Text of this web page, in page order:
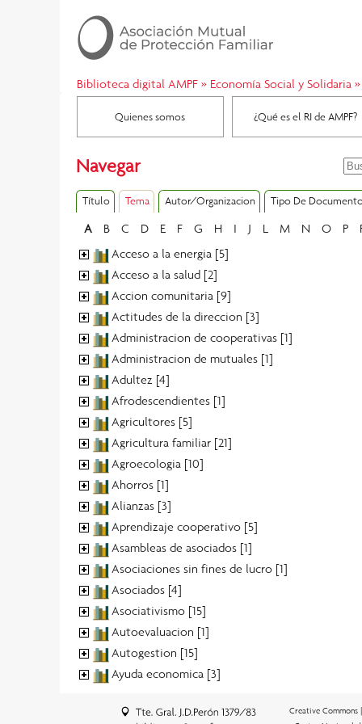
Biblioteca digital AMPF» Economía Social y Solidaria »
Quienes somos ¿Qué es el RI de AMPF?
Navegar
Título Tema Autor/Organizacion Tipo De
A B C D E F G H I J L M N O P
Acceso a la energia [5]
Acceso a la salud [2]
Accion comunitaria [9]
Actitudes de la direccion [3]
Administracion de cooperativas [1]
Administracion de mutuales [1]
Adultez [4]
Afrodescendientes [1]
Agricultores [5]
Agricultura familiar [21]
Agroecologia [10]
Ahorros [1]
Alianzas [3]
Aprendizaje cooperativo [5]
Asambleas de asociados [1]
Asociaciones sin fines de lucro [1]
Asociados [4]
Asociativismo [15]
Autoevaluacion [1]
Autogestion [15]
Ayuda economica [3]
Creative Commons